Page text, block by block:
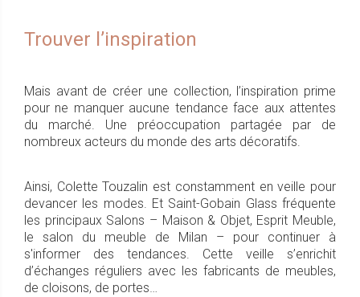
Trouver l’inspiration
Mais avant de créer une collection, l’inspiration prime
pour ne manquer aucune tendance face aux attentes
du marché. Une préoccupation partagée par de
nombreux acteurs du monde des arts décoratifs.
Ainsi, Colette Touzalin est constamment en veille pour
devancer les modes. Et Saint-Gobain Glass fréquente
les principaux Salons – Maison & Objet, Esprit Meuble,
le salon du meuble de Milan – pour continuer à
s'informer des tendances. Cette veille s’enrichit
d’échanges réguliers avec les fabricants de meubles,
de cloisons, de portes…